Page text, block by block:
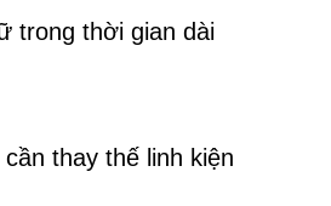
trong thời gian dài
thay thế linh kiện